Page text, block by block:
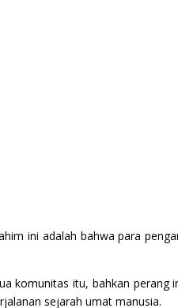
ini adalah bahwa para
komunitas itu, bahkan
sejarah umat manusia.